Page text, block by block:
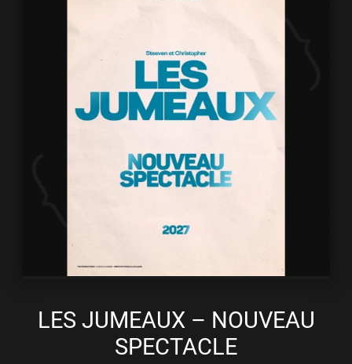
LES JUMEAUX – NOUVEAU
SPECTACLE